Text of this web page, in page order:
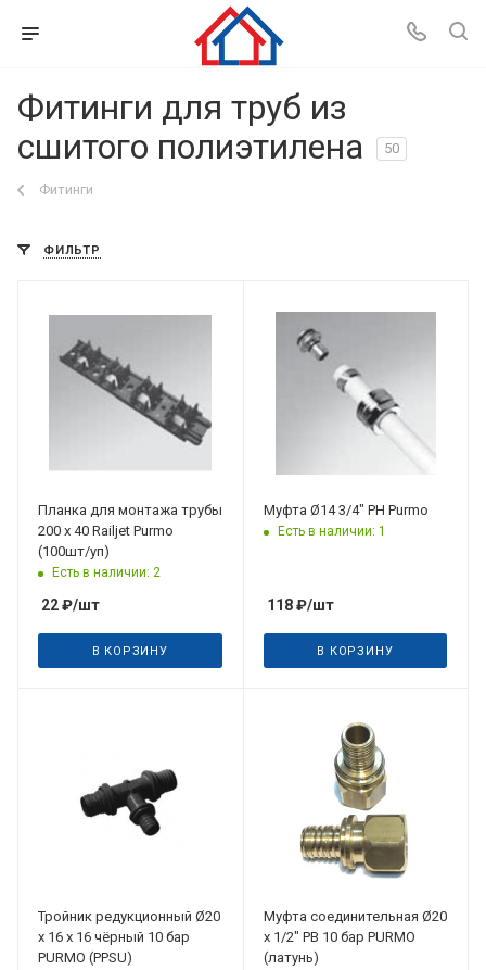
Фитинги для труб из
сшитого полиэтилена
50
Фитинги
ФИЛЬТР
Планка для монтажа трубы
200 х 40 Railjet Purmo
(100шт/уп)
Есть в наличии: 2
22₽/шт
В КОРЗИНУ
Муфта Ø14 3/4" РН Purmo
Есть в наличии: 1
118₽/шт
В КОРЗИНУ
Тройник редукционный Ø20
х 16 х 16 чёрный 10 бар
PURMO (PPSU)
Муфта соединительная Ø20
х 1/2" РВ 10 бар PURMO
(латунь)